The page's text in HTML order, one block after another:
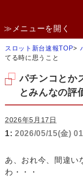
≫メニューを開く
スロット新台速報TOP>
てる時に思うこと
パチンコとか
とみんなの評
2026年5月17日
1: 2026/05/15(金)
あ、おれ今、間違い
わ・・・